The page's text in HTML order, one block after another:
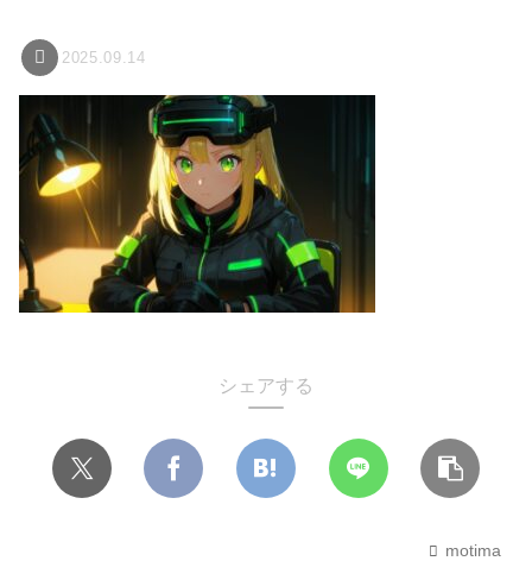
2025.09.14
シェアする
motima